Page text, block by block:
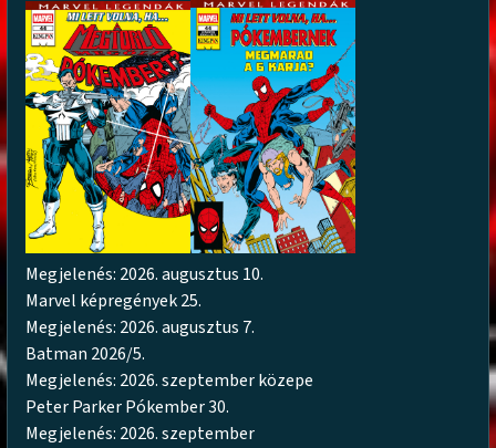
Megjelenés: 2026. augusztus 10.
Marvel képregények 25.
Megjelenés: 2026. augusztus 7.
Batman 2026/5.
Megjelenés: 2026. szeptember közepe
Peter Parker Pókember 30.
Megjelenés: 2026. szeptember